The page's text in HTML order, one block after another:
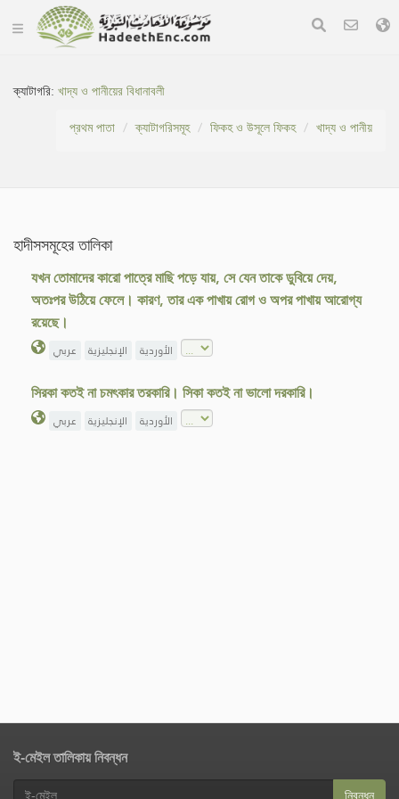
ক্যাটাগরি:খাদ্য ও পানীয়ের বিধানাবলী
প্রথম পাতা
ক্যাটাগরিসমূহ ফিকহ ও উসূলে ফিকহ খাদ্য ও পানীয়
হাদীসসমূহের তালিকা
যখন তোমাদের কারো পাত্রে মাছি পড়ে যায়, সে যেন তাকে ডুবিয়ে দেয়,
অতঃপর উঠিয়ে ফেলে। কারণ, তার এক পাখায় রোগ ও অপর পাখায় আরোগ্য
রয়েছে।
عربي الإنجليزية الأوردية
সিরকা কতই না চমৎকার তরকারি। সিকা কতই না ভালো দরকারি।
عربي الإنجليزية الأوردية
ই-মেইল তালিকায় নিবন্ধন